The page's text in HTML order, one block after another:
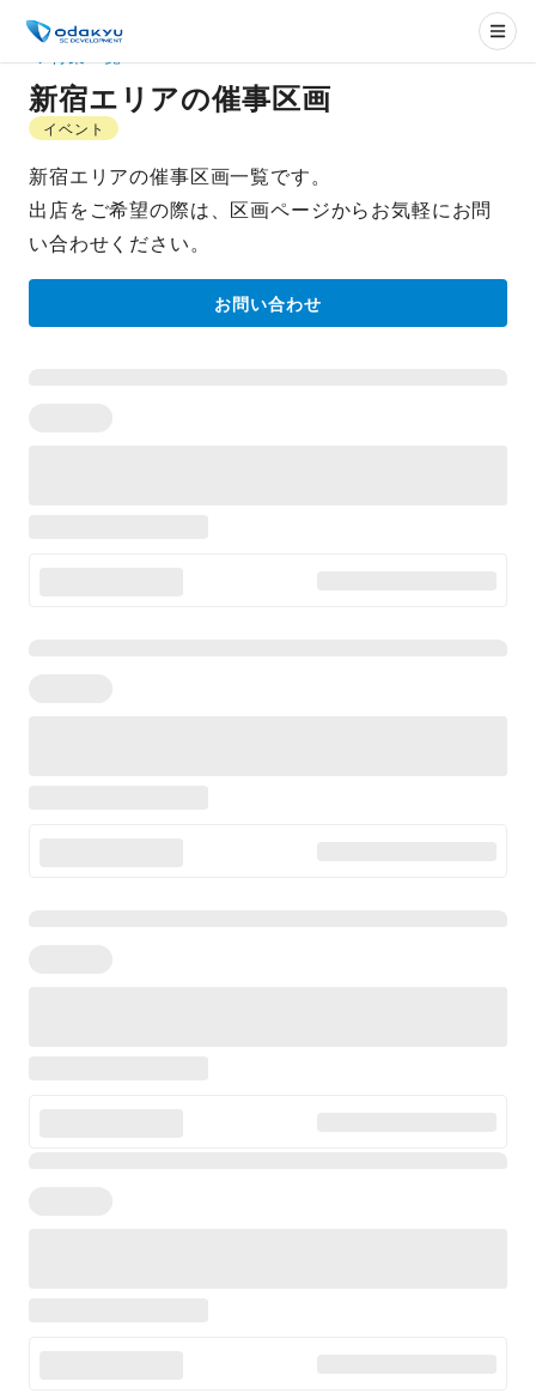
新宿エリアの催事区画
イベント
新宿エリアの催事区画一覧です。
出店をご希望の際は、区画ページからお気軽にお問
い合わせください。
お問い合わせ